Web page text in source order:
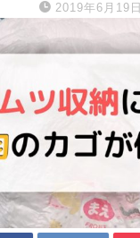
2019年6月19日